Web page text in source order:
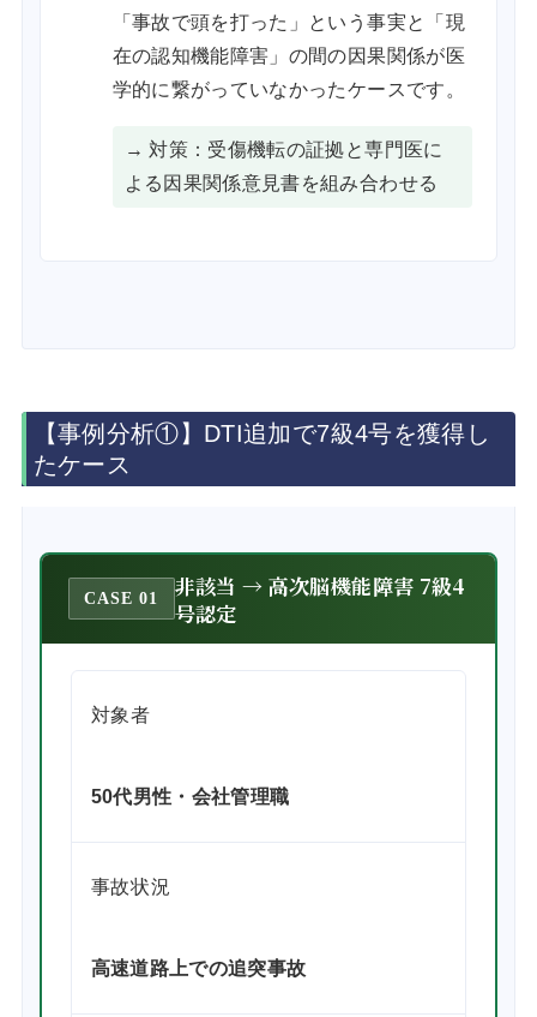
「事故で頭を打った」という事実と「現
在の認知機能障害」の間の因果関係が医
学的に繋がっていなかったケースです。
→ 対策：受傷機転の証拠と専門医に
よる因果関係意見書を組み合わせる
【事例分析①】DTI追加で7級4号を獲得し
たケース
CASE 01
非該当 → 高次脳機能障害 7級4
号認定
対象者
50代男性・会社管理職
事故状況
高速道路上での追突事故